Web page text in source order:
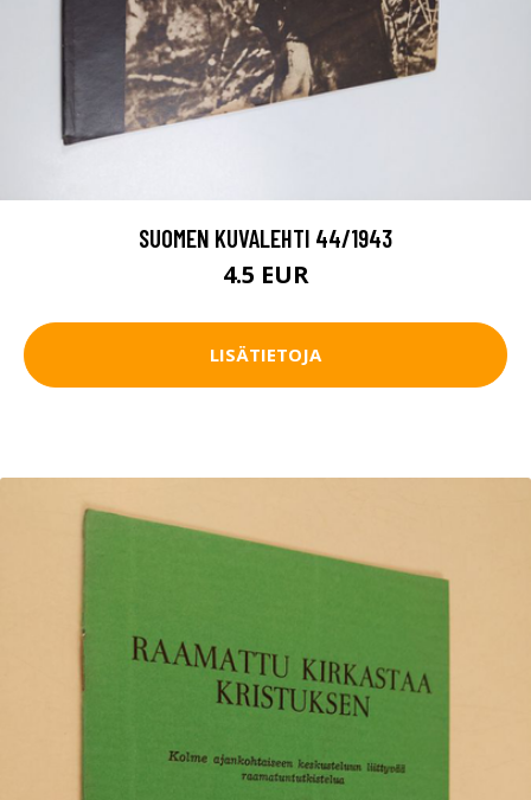
SUOMEN KUVALEHTI 44/1943
4.5 EUR
LISÄTIETOJA